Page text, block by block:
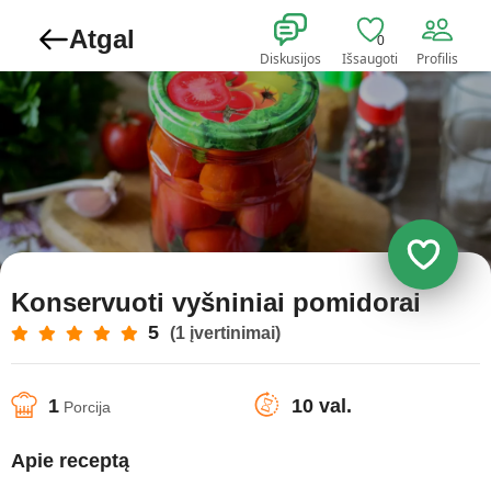
Atgal
Diskusijos
0
Išsaugoti Profilis
Konservuoti vyšniniai pomidorai
5 (1 įvertinimai)
1 Porcija 10 val.
Apie receptą